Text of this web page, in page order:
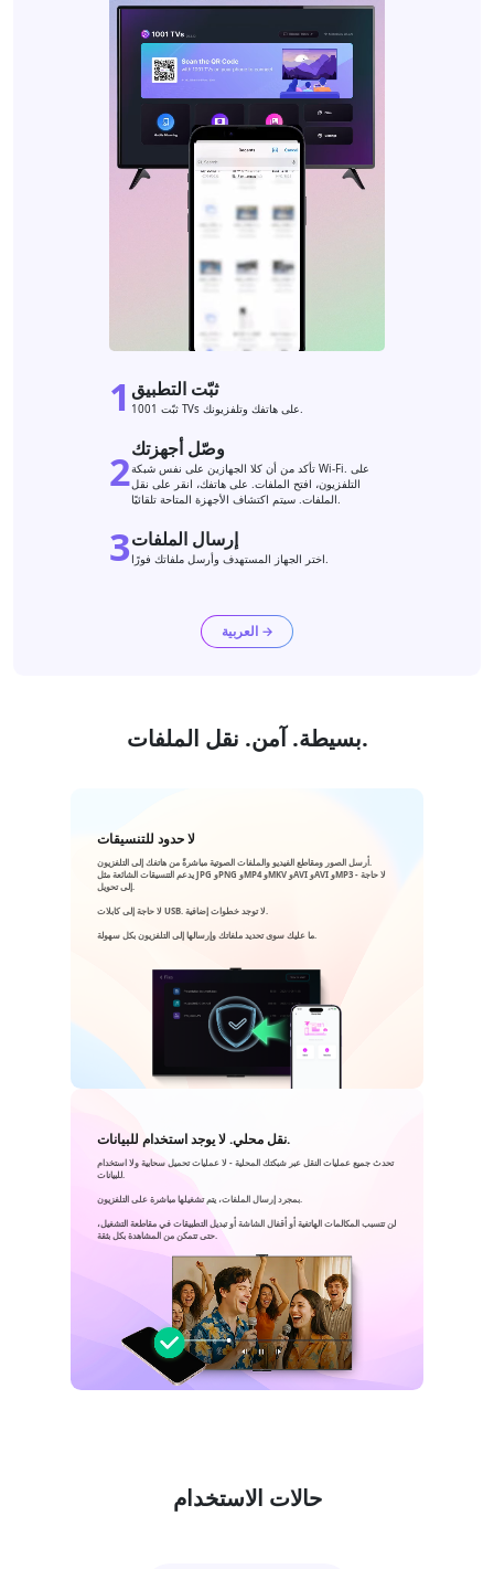
1 ثبّت التطبيق
ثبّت 1001 TVs على هاتفك وتلفزيونك.
2وصّل أجهزتك
تأكد من أن كلا الجهازين على نفس شبكة Wi-Fi. على
التلفزيون، افتح الملفات. على هاتفك، انقر على نقل
الملفات. سيتم اكتشاف الأجهزة المتاحة تلقائيًا.
3إرسال الملفات
اختر الجهاز المستهدف وأرسل ملفاتك فورًا.
العربية →
بسيطة. آمن. نقل الملفات.
لا حدود للتنسيقات
يدعم التنسيقات الشائعة مثل JPG وPNG وMP4 وMKV وAVI وAVI وMP3 - لا حاجة
نقل محلي. لا يوجد استخدام للبيانات.
تحدث جميع عمليات النقل عبر شبكتك المحلية - لا عمليات تحميل سحابية ولا استخدام
للبيانات.
بمجرد إرسال الملفات، يتم تشغيلها مباشرة على التلفزيون.
لن تتسبب المكالمات الهاتفية أو أقفال الشاشة أو تبديل التطبيقات في مقاطعة التشغيل،
حتى تتمكن من المشاهدة بكل بثقة.
حالات الاستخدام